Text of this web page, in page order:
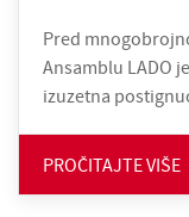
Pred
Ansamblu LADO
izuzetna
PROČITAJTE VIŠE